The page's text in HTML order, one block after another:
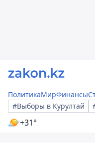
ПолитикаМирФинансы
#Выборы в Курултай
+31°